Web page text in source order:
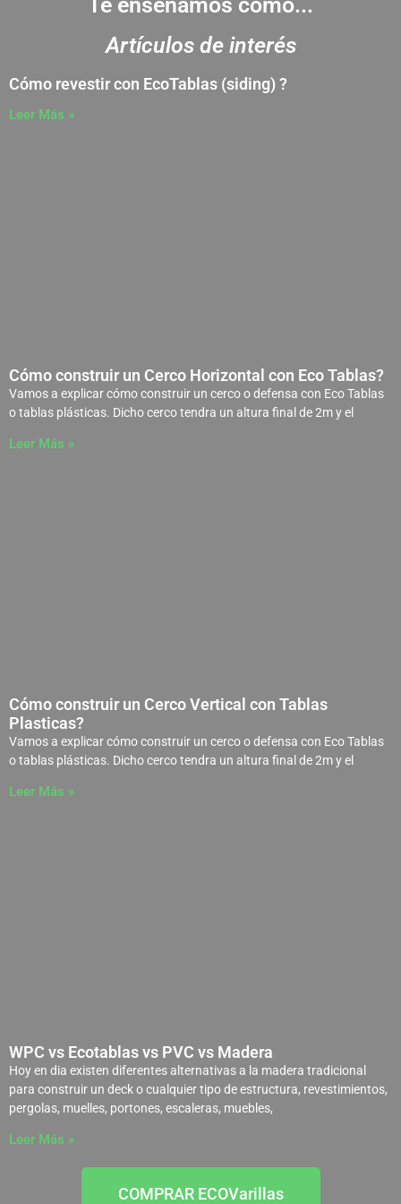
Artículos de interés
Cómo revestir con EcoTablas (siding) ?
Leer Más »
Cómo construir un Cerco Horizontal con Eco Tablas?
Vamos a explicar cómo construir un cerco o defensa con Eco Tablas
o tablas plásticas. Dicho cerco tendra un altura final de 2m y el
Leer Más »
Cómo construir un Cerco Vertical con Tablas
Plasticas?
Vamos a explicar cómo construir un cerco o defensa con Eco Tablas
o tablas plásticas. Dicho cerco tendra un altura final de 2m y el
Leer Más »
WPC vs Ecotablas vs PVC vs Madera
Hoy en dia existen diferentes alternativas a la madera tradicional
para construir un deck o cualquier tipo de estructura, revestimientos,
pergolas, muelles, portones, escaleras, muebles,
Leer Más »
COMPRAR ECOVarillas